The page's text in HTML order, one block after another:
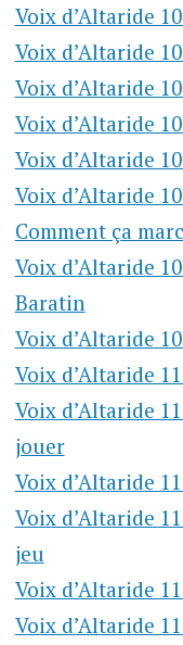
Voix d’Altaride
Voix d’Altaride
Voix d’Altaride
Voix d’Altaride
Voix d’Altaride
Voix d’Altaride
Comment ça
Voix d’Altaride
Baratin
Voix d’Altaride
Voix d’Altaride
Voix d’Altaride
jouer
Voix d’Altaride
Voix d’Altaride
jeu
Voix d’Altaride
Voix d’Altaride